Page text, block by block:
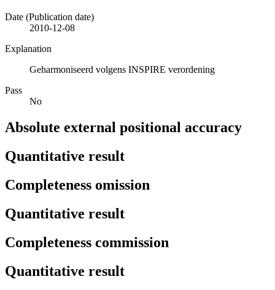
Date (Publication date)
2010-12-08
Explanation
Geharmoniseerd volgens INSPIRE verordening
Pass
No
Absolute external positional accuracy
Quantitative result
Completeness omission
Quantitative result
Completeness commission
Quantitative result